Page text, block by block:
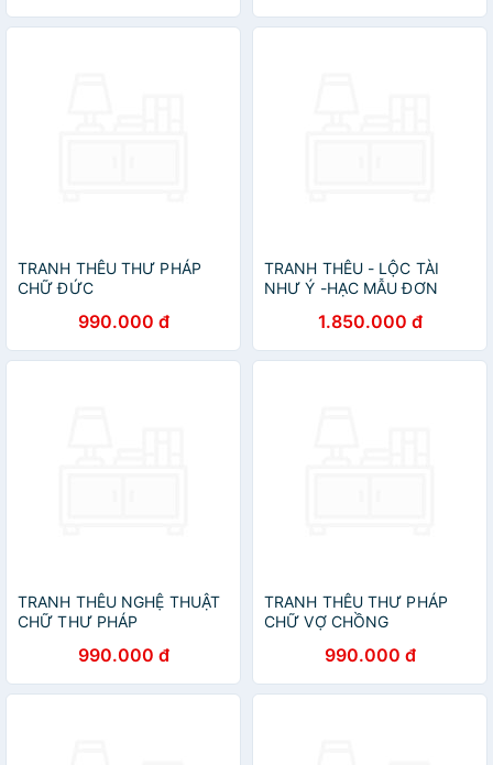
TRANH THÊU THƯ PHÁP
CHỮ ĐỨC
990.000 đ
TRANH THÊU - LỘC TÀI
NHƯ Ý -HẠC MẪU ĐƠN
1.850.000 đ
TRANH THÊU NGHỆ THUẬT
CHỮ THƯ PHÁP
990.000 đ
TRANH THÊU THƯ PHÁP
CHỮ VỢ CHỒNG
990.000 đ